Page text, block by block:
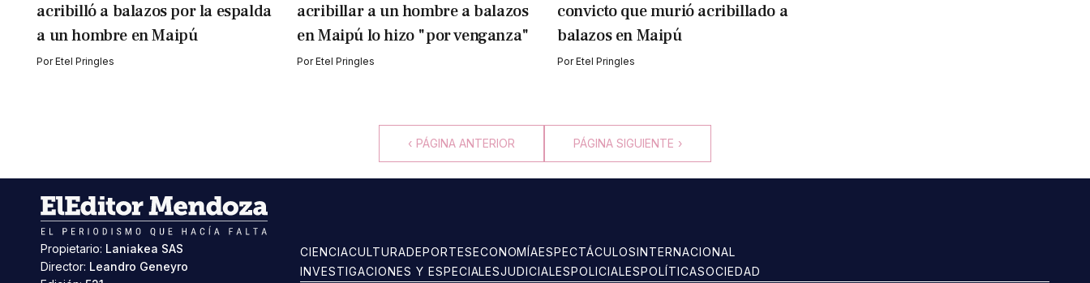
acribilló a balazos por la espalda
a un hombre en Maipú
PorEtel Pringles
acribillar a un hombre a balazos
en Maipú lo hizo "por venganza"
PorEtel Pringles
convicto que murió acribillado a
balazos en Maipú
PorEtel Pringles
‹ PÁGINA ANTERIOR PÁGINA SIGUIENTE ›
Propietario: Laniakea SAS
Director: Leandro Geneyro
CIENCIACULTURADEPORTESECONOMÍAESPECTÁCULOSINTERNACIONAL
INVESTIGACIONES Y ESPECIALESJUDICIALESPOLICIALESPOLÍTICASOCIEDAD